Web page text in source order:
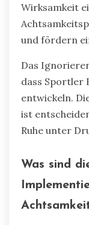
Wirksamkeit
und fördern
Das
dass Sportler
entwickeln.
ist
Ruhe unter
Was sind